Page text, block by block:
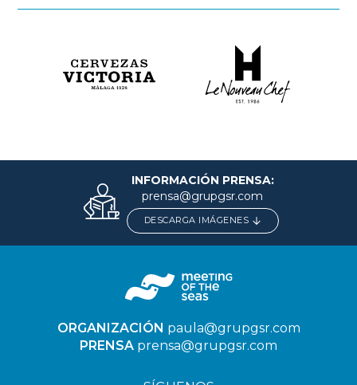
INFORMACIÓN PRENSA:
prensa@grupgsr.com
DESCARGA IMÁGENES
ORGANIZACIÓN paula@grupgsr.com
PRENSA prensa@grupgsr.com